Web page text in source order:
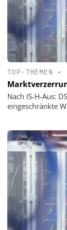
TOP-THEMEN •
Nach IS-H-Aus:
eingeschränkte